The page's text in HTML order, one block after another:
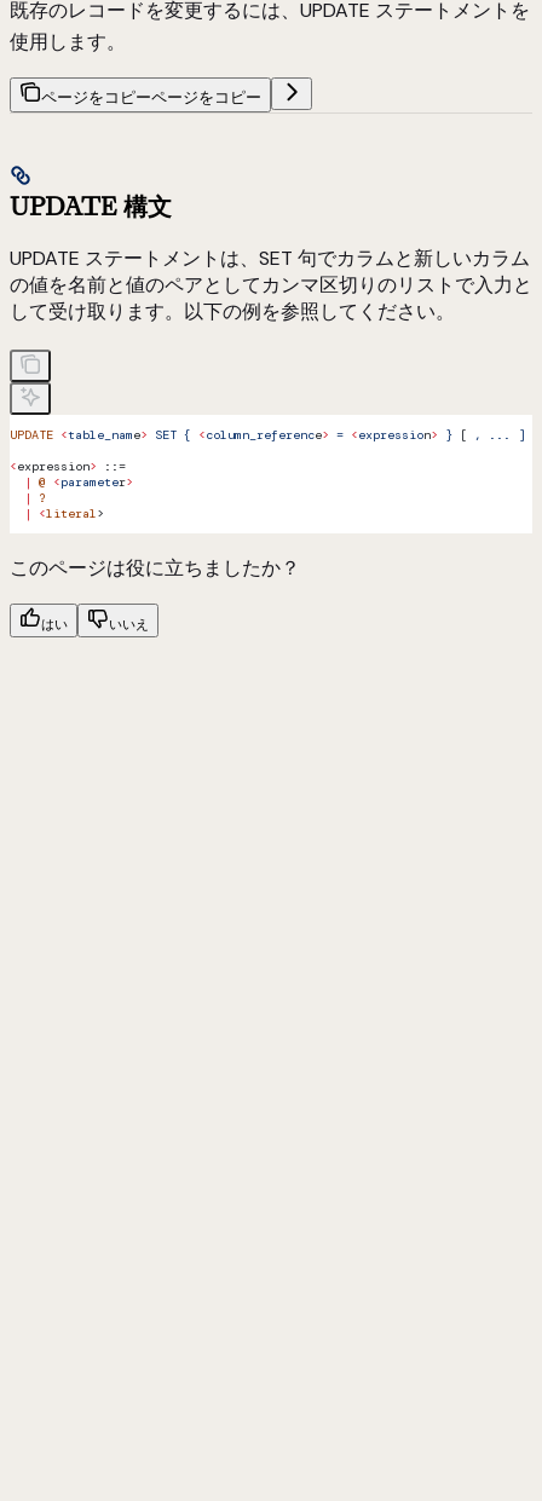
既存のレコードを変更するには、UPDATE ステートメントを
使用します。
ページをコピーページをコピー
UPDATE 構文
UPDATE ステートメントは、SET 句でカラムと新しいカラム
の値を名前と値のペアとしてカンマ区切りのリストで入力と
して受け取ります。以下の例を参照してください。
UPDATE <table_name> SET { <column_reference> = <expression> } [ , ... ]
<expression> ::=
  |
@ <parameter>
  |
?
  |
<literal>
このページは役に立ちましたか？
はい いいえ